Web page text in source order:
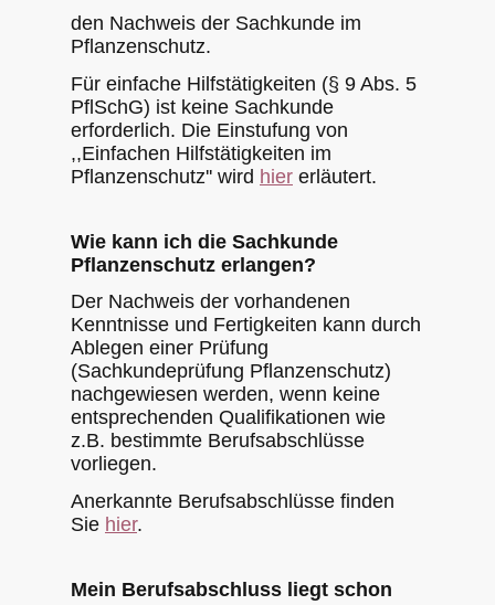
den Nachweis der Sachkunde im
Pflanzenschutz.
Für einfache Hilfstätigkeiten (§ 9 Abs. 5
PflSchG) ist keine Sachkunde
erforderlich. Die Einstufung von
,,Einfachen Hilfstätigkeiten im
Pflanzenschutz'' wird hier erläutert.
Wie kann ich die Sachkunde
Pflanzenschutz erlangen?
Der Nachweis der vorhandenen
Kenntnisse und Fertigkeiten kann durch
Ablegen einer Prüfung
(Sachkundeprüfung Pflanzenschutz)
nachgewiesen werden, wenn keine
entsprechenden Qualifikationen wie
z.B. bestimmte Berufsabschlüsse
vorliegen.
Anerkannte Berufsabschlüsse finden
Sie hier.
Mein Berufsabschluss liegt schon